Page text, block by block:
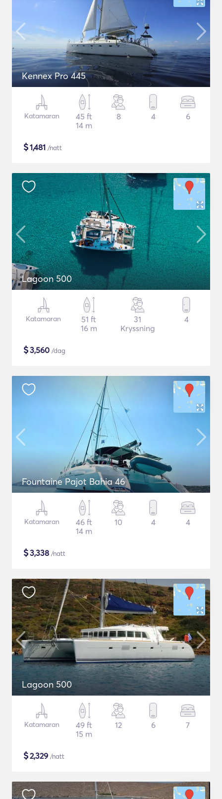
Kennex Pro 445
Katamaran
45 ft
14 m
8 4 6
$1,481 /natt
Lagoon 500
Katamaran
51 ft
16 m
31
Kryssning
4
$3,560 /dag
Fountaine Pajot Bahia 46
Katamaran
46 ft
14 m
10 4 4
$3,338 /natt
Lagoon 500
Katamaran
49 ft
15 m
12 6 7
$2,329 /natt